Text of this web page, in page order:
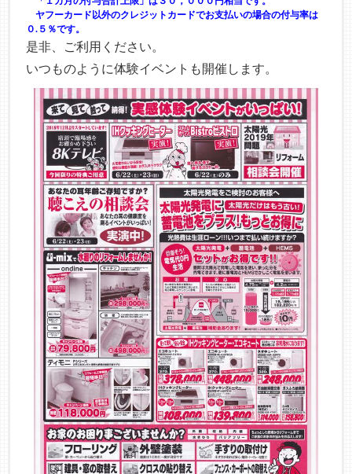
ヤフーカード以外のクレジットカードでお支払いの場合の付与率は
０.５％です。
是非、ご利用ください。
いつものように体験イベントも開催します。